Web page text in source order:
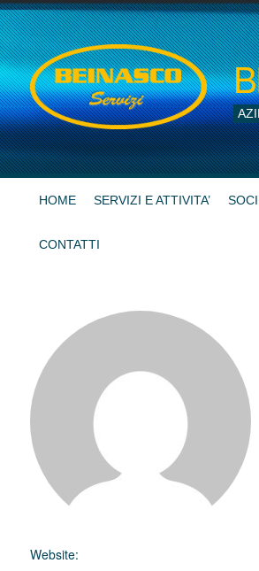
HOME SERVIZI E ATTIVITA’
CONTATTI
Website: